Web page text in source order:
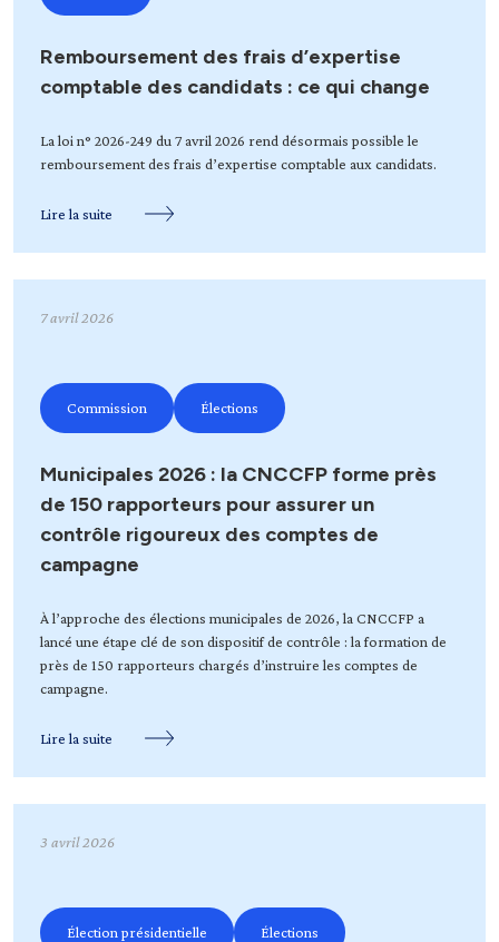
Remboursement des frais d’expertise
comptable des candidats : ce qui change
La loi n° 2026-249 du 7 avril 2026 rend désormais possible le
remboursement des frais d’expertise comptable aux candidats.
Lire la suite
7 avril 2026
Commission Élections
Municipales 2026 : la CNCCFP forme près
de 150 rapporteurs pour assurer un
contrôle rigoureux des comptes de
campagne
À l’approche des élections municipales de 2026, la CNCCFP a
lancé une étape clé de son dispositif de contrôle : la formation de
près de 150 rapporteurs chargés d’instruire les comptes de
campagne.
Lire la suite
3 avril 2026
Élection présidentielle Élections